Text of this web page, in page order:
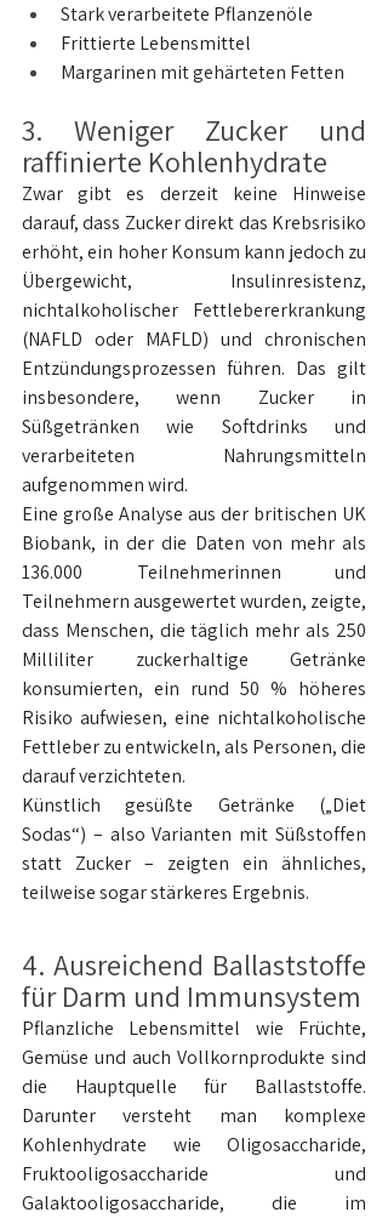
Stark verarbeitete Pflanzenöle
Frittierte Lebensmittel
Margarinen mit gehärteten Fetten
3. Weniger Zucker und
raffinierte Kohlenhydrate
Zwar gibt es derzeit keine Hinweise
darauf, dass Zucker direkt das Krebsrisiko
erhöht, ein hoher Konsum kann jedoch zu
Übergewicht, Insulinresistenz,
nichtalkoholischer Fettlebererkrankung
(NAFLD oder MAFLD) und chronischen
Entzündungsprozessen führen. Das gilt
insbesondere, wenn Zucker in
Süßgetränken wie Softdrinks und
verarbeiteten Nahrungsmitteln
aufgenommen wird.
Eine große Analyse aus der britischen UK
Biobank, in der die Daten von mehr als
136.000 Teilnehmerinnen und
Teilnehmern ausgewertet wurden, zeigte,
dass Menschen, die täglich mehr als 250
Milliliter zuckerhaltige Getränke
konsumierten, ein rund 50 % höheres
Risiko aufwiesen, eine nichtalkoholische
Fettleber zu entwickeln, als Personen, die
darauf verzichteten.
Künstlich gesüßte Getränke („Diet
Sodas“) – also Varianten mit Süßstoffen
statt Zucker – zeigten ein ähnliches,
teilweise sogar stärkeres Ergebnis.
4. Ausreichend Ballaststoffe
für Darm und Immunsystem
Pflanzliche Lebensmittel wie Früchte,
Gemüse und auch Vollkornprodukte sind
die Hauptquelle für Ballaststoffe.
Darunter versteht man komplexe
Kohlenhydrate wie Oligosaccharide,
Fruktooligosaccharide und
Galaktooligosaccharide, die im